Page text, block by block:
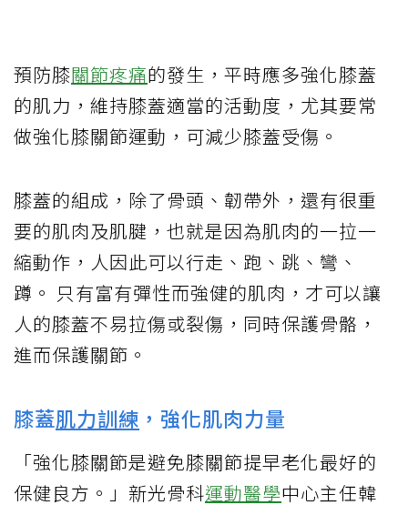
預防膝關節疼痛的發生，平時應多強化膝蓋
的肌力，維持膝蓋適當的活動度，尤其要常
做強化膝關節運動，可減少膝蓋受傷。
膝蓋的組成，除了骨頭、韌帶外，還有很重
要的肌肉及肌腱，也就是因為肌肉的一拉一
縮動作，人因此可以行走、跑、跳、彎、
蹲。 只有富有彈性而強健的肌肉，才可以讓
人的膝蓋不易拉傷或裂傷，同時保護骨骼，
進而保護關節。
膝蓋肌力訓練 ，強化肌肉力量
「強化膝關節是避免膝關節提早老化最好的
保健良方。」新光骨科運動醫學中心主任韓